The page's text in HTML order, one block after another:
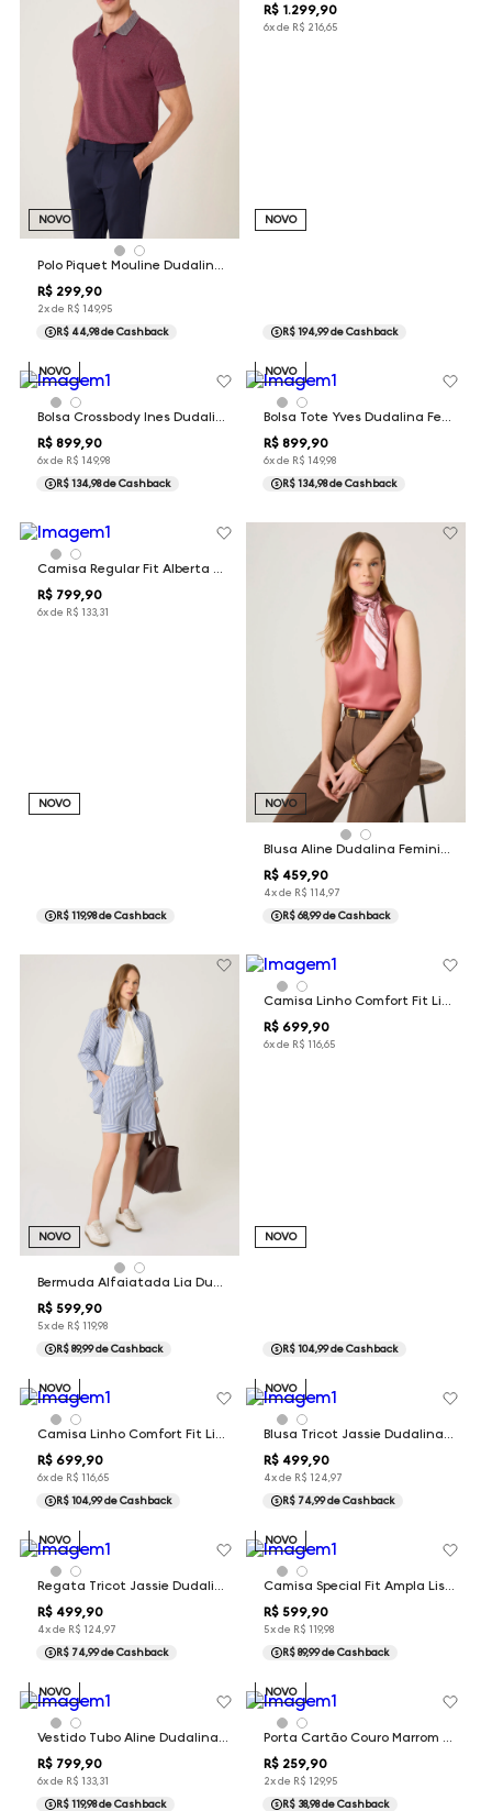
R$ 299 90
2x de R$ 149,95
NOVO
R$ 44,98de Cashback
R$ 1.299,90
6x de R$ 216,65
NOVO
R$ 194,99de Cashback
R$ 899 90
6x de R$ 149,98
NOVO
R$ 134,98de Cashback
R$ 899 90
6x de R$ 149,98
NOVO
R$ 134,98de Cashback
R$ 799 90
6x de R$ 133,31
NOVO
R$ 119,98de Cashback
Blusa Aline Dudalina Feminina
R$ 459,90
4x de R$ 114,97
NOVO
R$ 68,99de Cashback
R$ 599 90
5x de R$ 119,98
NOVO
R$ 89,99de Cashback
Camisa Linho Comfort Fit Lisa Dudalina Masculina
R$ 699,90
6x de R$ 116,65
NOVO
R$ 104,99de Cashback
R$ 699 90
6x de R$ 116,65
NOVO
R$ 104,99de Cashback
R$ 499 90
4x de R$ 124,97
NOVO
R$ 74,99de Cashback
R$ 499 90
4x de R$ 124,97
NOVO
R$ 74,99de Cashback
R$ 599 90
5x de R$ 119,98
NOVO
R$ 89,99de Cashback
R$ 799 90
6x de R$ 133,31
NOVO
R$ 119,98de Cashback
R$ 259 90
2x de R$ 129,95
NOVO
R$ 38,98de Cashback